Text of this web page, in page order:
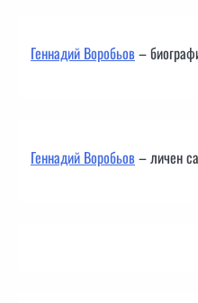
Геннадий Воробьов–
Геннадий Воробьов– личен